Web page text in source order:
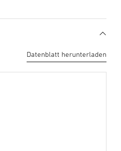
Datenblatt herunterladen